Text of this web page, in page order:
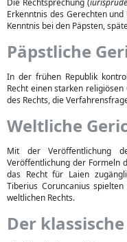
Die Rechtsprechung (
Erkenntnis des Gerechten
Kenntnis bei den Päpsten,
Päpstliche
In der frühen Republik
Recht einen starken
des Rechts, die
Weltliche
Mit der Veröffentlichung
Veröffentlichung der Formeln
das Recht für Laien
Tiberius Coruncanius
weltlichen Rechts.
Der